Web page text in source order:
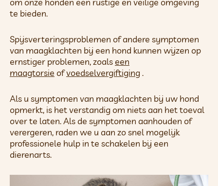
om onze honden een rustige en veilige omgeving
te bieden.
Spijsverteringsproblemen of andere symptomen
van maagklachten bij een hond kunnen wijzen op
ernstiger problemen, zoals een
maagtorsie ofvoedselvergiftiging .
Als u symptomen van maagklachten bij uw hond
opmerkt, is het verstandig om niets aan het toeval
over te laten. Als de symptomen aanhouden of
verergeren, raden we u aan zo snel mogelijk
professionele hulp in te schakelen bij een
dierenarts.